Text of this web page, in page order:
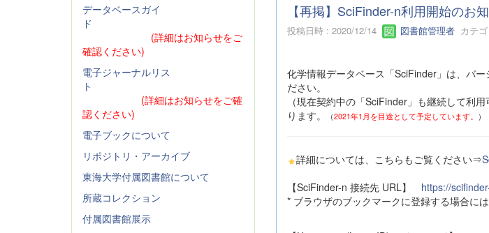
【再掲】SciFinder-n利用開始のお
投稿日時 : 2020/12/14 図書館管理者カテゴ
化学情報データベース「SciFinder」は、バ
ださい。
（現在契約中の「SciFinder」も継続して利
ります。
（2021年1月を目途として予定しています。 ）
詳細については、こちらもご覧ください⇒
【SciFinder-n 接続先 URL】 https://
* ブラウザのブックマークに登録する場合に
データベースガイ
ド
(詳細はお知らせをご
確認ください)
電子ジャーナルリス
ト
(詳細はお知らせをご確
認ください)
電子ブックについて
リポジトリ・アーカイブ
東海大学付属図書館について
所蔵コレクション
付属図書館展示